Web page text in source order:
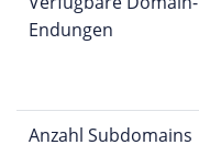
Endungen
Anzahl Subdomains